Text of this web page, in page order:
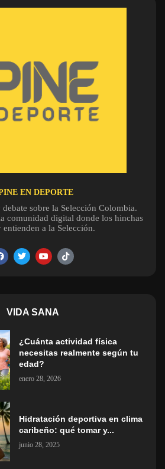
EN DEPORTE
sobre la Selección Colombia.
comunidad digital donde los hinchas
entienden a la Selección.
VIDA SANA
¿Cuánta actividad física
necesitas realmente según tu
edad?
enero 28, 2026
Hidratación deportiva en clima
caribeño: qué tomar y...
junio 28, 2025